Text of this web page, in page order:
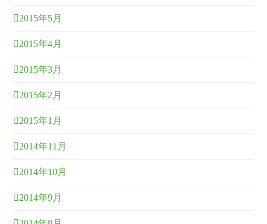
2015年5月
2015年4月
2015年3月
2015年2月
2015年1月
2014年11月
2014年10月
2014年9月